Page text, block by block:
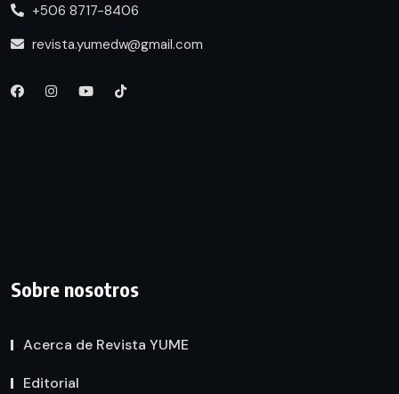
+506 8717-8406
revista.yumedw@gmail.com
Sobre nosotros
Acerca de Revista YUME
Editorial